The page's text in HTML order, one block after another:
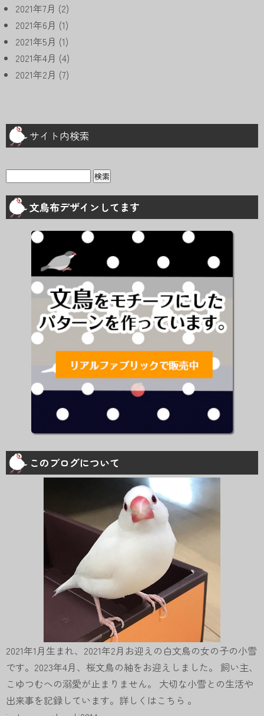
2021年7月 (2)
2021年6月 (1)
2021年5月 (1)
2021年4月 (4)
2021年2月 (7)
サイト内検索
検
文鳥布デザインしてます
このブログについて
2021年1月生まれ、2021年2月お迎えの白文鳥の女の子の小雪
です。2023年4月、桜文鳥の紬をお迎えしました。 飼い主、
こゆつむへの溺愛が止まりません。 大切な小雪との生活や
出来事を記録しています。詳しくはこちら 。